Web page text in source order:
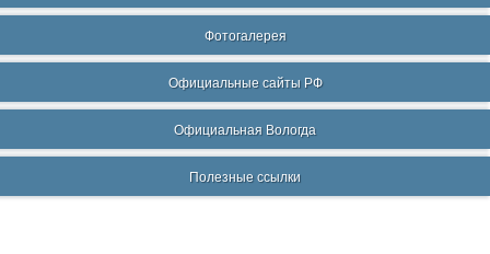
Фотогалерея
Официальные сайты РФ
Официальная Вологда
Полезные ссылки